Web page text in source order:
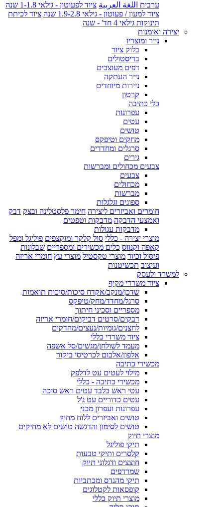
ערבית اللغة العربية ציוד לפעוטון - גילאי 1-1.8 שנה
ציוד למעון / פעוטון - גילאי 1.9-2.8 שנה
ציוד לכיתת
תינוקות גילאי 4 חד' - שנה
יצירה ואומנות
נייר ומוצריו
בלוק ציור
בריסטולים
דפים מעוצבים
נייר העתקה
ניירות מיוחדים
קרטון
כלי כתיבה
עפרונות
עטים
טושים
מחקים וטיפקס
סרגלים ומחדדים
גירים
צבעים מכחולים ומברשות
צבעים
מכחולים
מברשות
ספוגים וגלגלות
חומרים ואביזרים ליצירה חימר פלסטלינה ובצק דבק
ואמצעי הדבקה מדבקות וטפטים
מדבקות עגולות
מוצרי יצירה - כללי סול קלקר ומוקצפים פוליגל ומפל
קאפה וקנווס כלים מכשירים ומספריים שבלונות
פיסול וכיור מוצרי טקסטיל מוצרי עץ חומרי אריזה
ועיצוב תכשיטנות
למשרד ולעסק
ציוד משרדי מקיף
שדכן/מנקב/אקדח סיכות/סיכות תואמות
סרגל/מחדד/מחק/טיפקס
מספריים וסכיני חיתוך
דבקים/סרטים דביקים/חומרי אריזה
לחצנים/גומיות/נעצים/מהדקים
ציוד משרדי כללי
מעמד לשולחן/מגשים/סל אשפה
אלפון/אלבום לכרטיסי ביקור
מכשירי כתיבה
מילוי לעטים עט לדלפק
מכשירי כתיבה - כללי
עטי ראש בלבד עטים ראש סיכה
עטים כדוריים עט ג'ל
עפרונות ועפרון מכני
טושים ואביזרים ללוח מחיק
טושים לסימון והדגשה טושים לא מחיקים
מוצרי תיוק
תיקי פוליגל
קלסרים ותיקי טבעות
חוצצים ודגלוני תיוק
שמרדפים
תיקי מהנדס ומכתביות
קופסאות לקטלוגים
מוצרי תיוק כללי